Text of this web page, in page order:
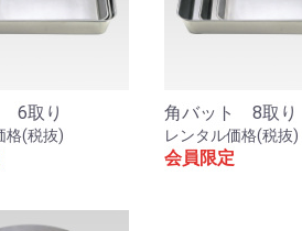
6取り
格(税抜)
角バット 8取り
レンタル価格(税抜)
会員限定